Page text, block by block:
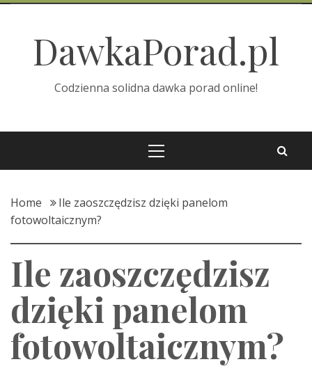
Skip
contentDawkaPorad.pl
Codzienna solidna dawka porad online!
Home
Ile zaoszczędzisz dzięki panelom
fotowoltaicznym?
Ile zaoszczędzisz
dzięki panelom
fotowoltaicznym?